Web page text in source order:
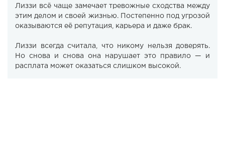
Лиззи всё чаще замечает тревожные сходства между
этим делом и своей жизнью. Постепенно под угрозой
оказываются её репутация, карьера и даже брак.
Лиззи всегда считала, что никому нельзя доверять.
Но снова и снова она нарушает это правило — и
расплата может оказаться слишком высокой.